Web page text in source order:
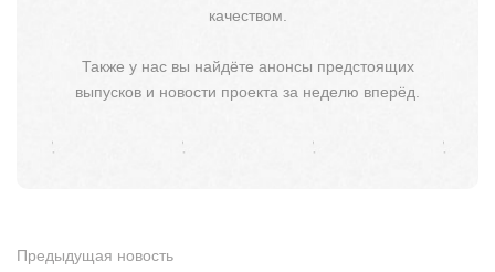
качеством.
Также у нас вы найдёте анонсы предстоящих
выпусков и новости проекта за неделю вперёд.
Предыдущая новость